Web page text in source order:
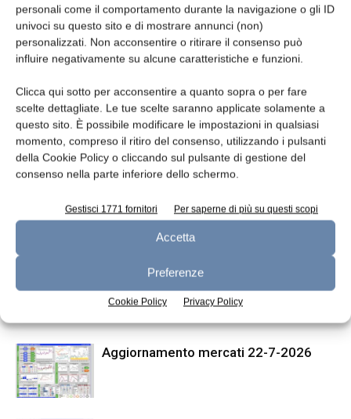
personali come il comportamento durante la navigazione o gli ID
univoci su questo sito e di mostrare annunci (non)
personalizzati. Non acconsentire o ritirare il consenso può
influire negativamente su alcune caratteristiche e funzioni.
Clicca qui sotto per acconsentire a quanto sopra o per fare
scelte dettagliate. Le tue scelte saranno applicate solamente a
questo sito. È possibile modificare le impostazioni in qualsiasi
momento, compreso il ritiro del consenso, utilizzando i pulsanti
della Cookie Policy o cliccando sul pulsante di gestione del
consenso nella parte inferiore dello schermo.
Gestisci 1771 fornitori Per saperne di più su questi scopi
Accetta
Preferenze
Cookie Policy Privacy Policy
TAGS dairy dashboard
Export agroalimentare
semestre 2021
Articolo successivo
Previsioni UE nel breve periodo:
formaggio sempre al centro
Aggiornamento mercati 22-7-2026